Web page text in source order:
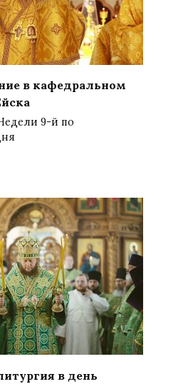
в кафедральном
Недели 9-й по
в день